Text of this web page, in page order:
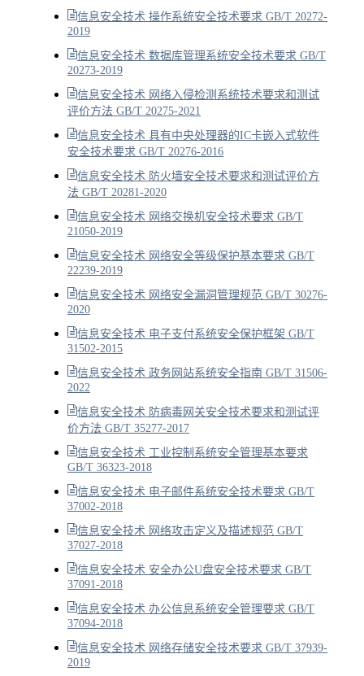
信息安全技术 操作系统安全技术要求 GB/T 20272-
2019
信息安全技术 数据库管理系统安全技术要求 GB/T
20273-2019
信息安全技术 网络入侵检测系统技术要求和测试
评价方法 GB/T 20275-2021
信息安全技术 具有中央处理器的IC卡嵌入式软件
安全技术要求 GB/T 20276-2016
信息安全技术 防火墙安全技术要求和测试评价方
法 GB/T 20281-2020
信息安全技术 网络交换机安全技术要求 GB/T
21050-2019
信息安全技术 网络安全等级保护基本要求 GB/T
22239-2019
信息安全技术 网络安全漏洞管理规范 GB/T 30276-
2020
信息安全技术 电子支付系统安全保护框架 GB/T
31502-2015
信息安全技术 政务网站系统安全指南 GB/T 31506-
2022
信息安全技术 防病毒网关安全技术要求和测试评
价方法 GB/T 35277-2017
信息安全技术 工业控制系统安全管理基本要求
GB/T 36323-2018
信息安全技术 电子邮件系统安全技术要求 GB/T
37002-2018
信息安全技术 网络攻击定义及描述规范 GB/T
37027-2018
信息安全技术 安全办公U盘安全技术要求 GB/T
37091-2018
信息安全技术 办公信息系统安全管理要求 GB/T
37094-2018
信息安全技术 网络存储安全技术要求 GB/T 37939-
2019